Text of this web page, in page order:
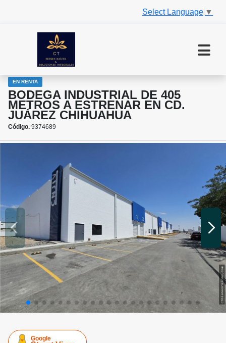
Select Language ▼
EN RENTA
BODEGA INDUSTRIAL DE 405
METROS A ESTRENAR EN CD.
JUÁREZ CHIHUAHUA
Código. 9374689
Google